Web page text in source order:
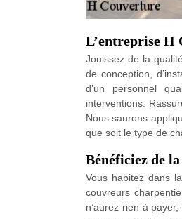
L’entreprise H
Jouissez de la
de conception,
d’un personnel
interventions.
Nous saurons
que soit le type de
Bénéficiez de
Vous habitez dans
couvreurs
n’aurez rien à